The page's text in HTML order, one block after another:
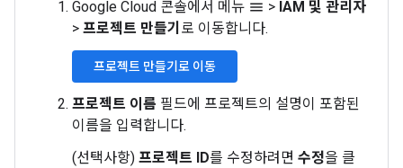
Google Cloud 콘솔에서 메뉴 menu > IAM 및 관리자
> 프로젝트 만들기 로 이동합니다.
프로젝트 만들기로 이동
프로젝트 이름 필드에 프로젝트의 설명이 포함된
이름을 입력합니다.
(선택사항) 프로젝트 ID를 수정하려면 수정을 클